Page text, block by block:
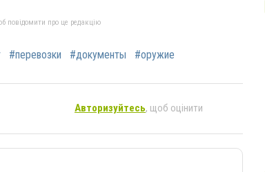
повідомити про це редакцію
#перевозки #документы #оружие
Авторизуйтесь, щоб оцінити